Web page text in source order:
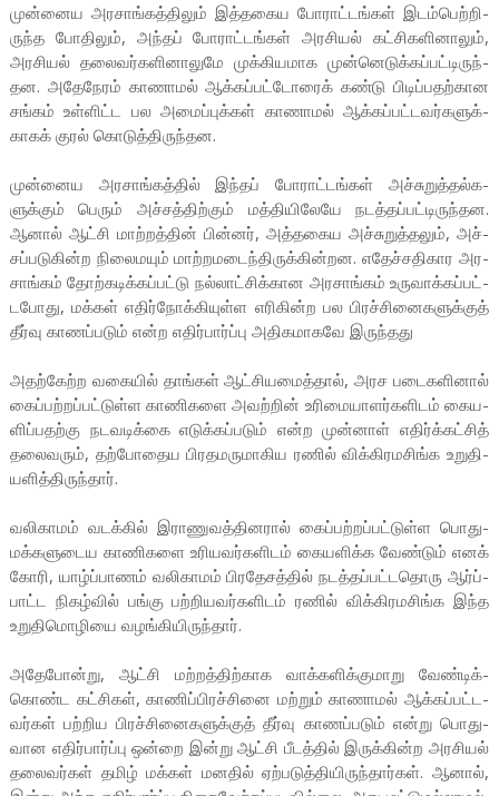
முன்­னைய அர­சாங்­கத்­திலும் இத்­த­கைய போராட்­டங்கள் இடம்­பெற்­றி­
ருந்த போதிலும், அந்தப் போராட்­டங்கள் அர­சியல் கட்­சி­க­ளி­னாலும்,
அர­சியல் தலை­வர்­க­ளி­னா­லுமே முக்­கி­ய­மாக முன்­னெ­டுக்­கப்­பட்­டி­ருந்­
தன. அதே­நேரம் காணாமல் ஆக்­கப்­பட்­டோரைக் கண்டு பிடிப்­ப­தற்­கான
சங்கம் உள்­ளிட்ட பல அமைப்­புக்கள் காணாமல் ஆக்­கப்­பட்­ட­வர்­க­ளுக்­
காகக் குரல் கொடுத்­தி­ருந்­தன.
முன்­னைய அர­சாங்­கத்தில் இந்தப் போராட்­டங்கள் அச்­சு­றுத்­தல்­க­
ளுக்கும் பெரும் அச்­சத்­திற்கும் மத்­தி­யி­லேயே நடத்­தப்­பட்­டி­ருந்­தன.
ஆனால் ஆட்சி மாற்­றத்தின் பின்னர், அத்­த­கைய அச்­சு­றுத்­தலும், அச்­
சப்­ப­டு­கின்ற நிலை­மயும் மாற்­ற­ம­டைந்­தி­ருக்­கின்­றன. எதேச்­ச­தி­கார அர­
சாங்கம் தோற்­க­டிக்­கப்­பட்டு நல்­லாட்­சிக்­கான அர­சாங்கம் உரு­வாக்­கப்­பட்­
ட­போது, மக்கள் எதிர்­நோக்­கி­யுள்ள எரி­கின்ற பல பிரச்­சி­னை­க­ளுக்குத்
தீர்வு காணப்­படும் என்ற எதிர்­பார்ப்பு அதி­க­மா­கவே இருந்­தது
அதற்­கேற்ற வகையில் தாங்கள் ஆட்­சி­ய­மைத்தால், அரச படை­க­ளினால்
கைப்­பற்­றப்­பட்­டுள்ள காணி­களை அவற்றின் உரி­மை­யா­ளர்­க­ளிடம் கைய­
ளிப்­ப­தற்கு நட­வ­டிக்கை எடுக்­கப்­படும் என்ற முன்னாள் எதிர்க்கட்சித்
தலைவரும், தற்­போ­தைய பிர­த­ம­ரு­மா­கிய ரணில் விக்­கி­ர­ம­சிங்க உறு­தி­
ய­ளித்­தி­ருந்தார்.
வலி­காமம் வடக்கில் இரா­ணு­வத்­தி­னரால் கைப்­பற்­றப்­பட்­டுள்ள பொது­
மக்­க­ளு­டைய காணி­களை உரி­ய­வர்­க­ளிடம் கைய­ளிக்க வேண்டும் எனக்
கோரி, யாழ்ப்­பாணம் வலி­காமம் பிர­தே­சத்தில் நடத்­தப்­பட்­ட­தொரு ஆர்ப்­
பாட்ட நிகழ்வில் பங்கு பற்­றிய­வர்­க­ளிடம் ரணில் விக்­கி­ர­ம­சிங்க இந்த
உறு­தி­மொ­ழியை வழங்­கி­யி­ருந்தார்.
அதே­போன்று, ஆட்சி மற்­றத்­திற்­காக வாக்­க­ளிக்­கு­மாறு வேண்­டிக்­
கொண்ட கட்­சிகள், காணிப்பிரச்­சினை மற்றும் காணாமல் ஆக்­கப்­பட்­ட­
வர்கள் பற்­றிய பிரச்­சி­னை­க­ளுக்குத் தீர்வு காணப்­படும் என்று பொது­
வான எதி­ர்­பார்ப்பு ஒன்றை இன்று ஆட்சி பீடத்தில் இருக்­கின்ற அர­சியல்
தலை­வர்கள் தமிழ் மக்கள் மனதில் ஏற்­ப­டுத்­தி­யி­ருந்­தார்கள். ஆனால்,